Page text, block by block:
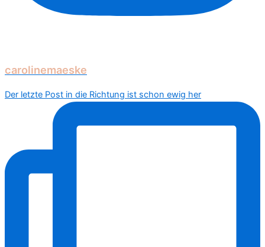
carolinemaeske
Der letzte Post in die Richtung ist schon ewig her